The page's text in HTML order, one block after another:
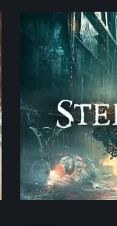
Steelrising,
recensione:
rivoluzione
sotto
ingranaggi
[Video]